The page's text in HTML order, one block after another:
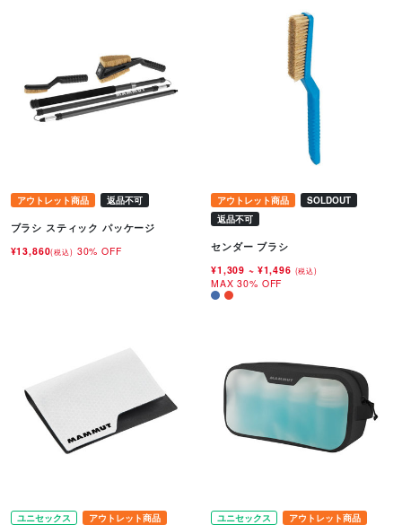
アウトレット商品 返品不可
ブラシ スティック パッケージ
¥13,860(税込) 30% OFF
アウトレット商品
SOLDOUT
返品不可
センダー ブラシ
¥1,309 ~ ¥1,496 (税込)
MAX 30% OFF
ユニセックス
アウトレット商品
ユニセックス
アウトレット商品